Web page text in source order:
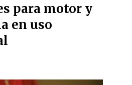
para motor y
en uso